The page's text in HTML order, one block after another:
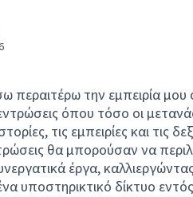
περαιτέρω την εμπειρία
όπου τόσο οι
τις εμπειρίες και τις
θα μπορούσαν να
έργα,
υποστηρικτικό δίκτυο